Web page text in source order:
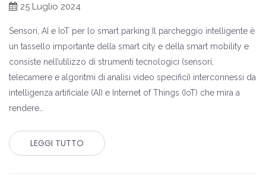
25 Luglio 2024
Sensori, AI e IoT per lo smart parking Il parcheggio intelligente è
un tassello importante della smart city e della smart mobility e
consiste nell’utilizzo di strumenti tecnologici (sensori,
telecamere e algoritmi di analisi video specifici) interconnessi da
intelligenza artificiale (AI) e Internet of Things (IoT) che mira a
rendere…
LEGGI TUTTO